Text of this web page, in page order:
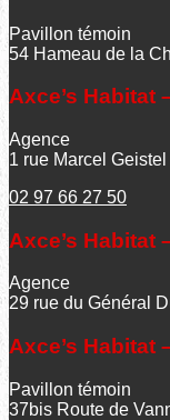
Pavillon témoin
54 Hameau de la
Axce’s Habitat
Agence
1 rue Marcel
02 97 66 27 50
Axce’s Habitat
Agence
29 rue du Général
Axce’s Habitat
Pavillon témoin
37bis Route de